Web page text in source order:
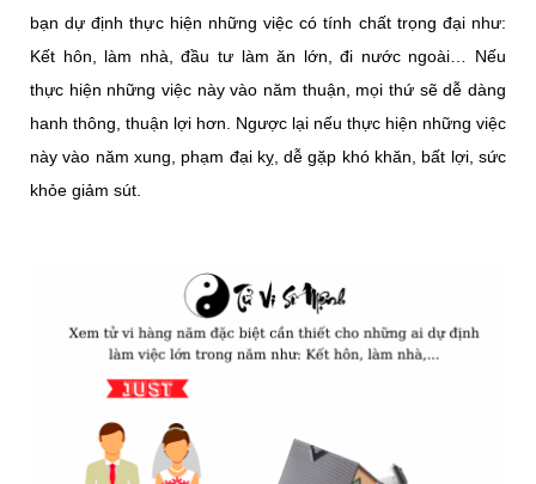
bạn dự định thực hiện những việc có tính chất trọng đại như:
Kết hôn, làm nhà, đầu tư làm ăn lớn, đi nước ngoài… Nếu
thực hiện những việc này vào năm thuận, mọi thứ sẽ dễ dàng
hanh thông, thuận lợi hơn. Ngược lại nếu thực hiện những việc
này vào năm xung, phạm đại kỵ, dễ gặp khó khăn, bất lợi, sức
khỏe giảm sút.